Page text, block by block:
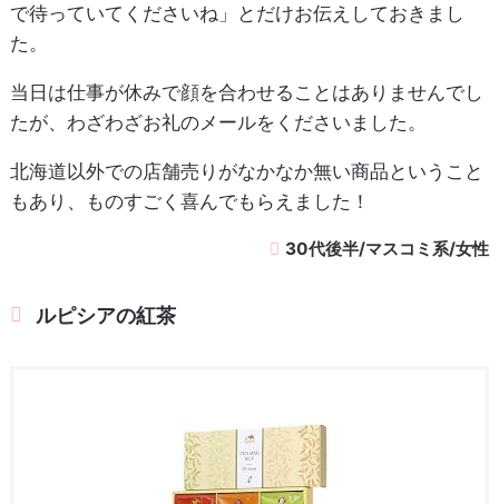
で待っていてくださいね」とだけお伝えしておきまし
た。
当日は仕事が休みで顔を合わせることはありませんでし
たが、わざわざお礼のメールをくださいました。
北海道以外での店舗売りがなかなか無い商品ということ
もあり、ものすごく喜んでもらえました！
30代後半/マスコミ系/女性
ルピシアの紅茶